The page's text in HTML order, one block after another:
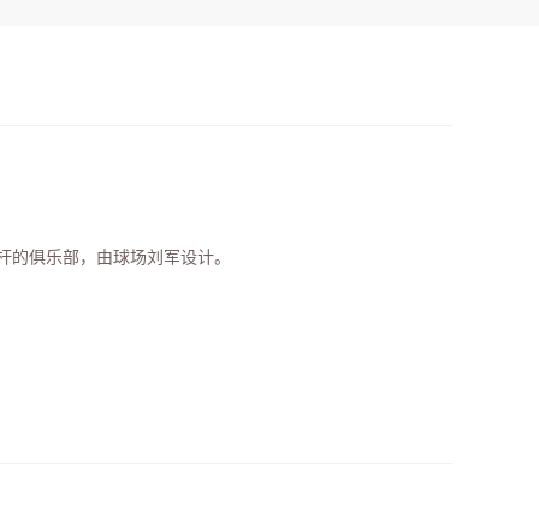
俱乐部，由球场刘军设计。